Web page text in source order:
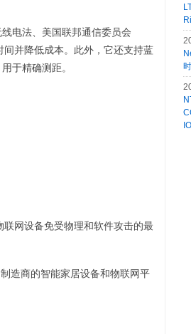
电法、美国联邦通信委员会
并降低成本。此外，它还支持蓝
于精确测距。
网设备免受物理和软件攻击的最
造商的智能家居设备和物联网平